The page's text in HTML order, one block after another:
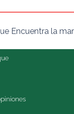
Encuentra la